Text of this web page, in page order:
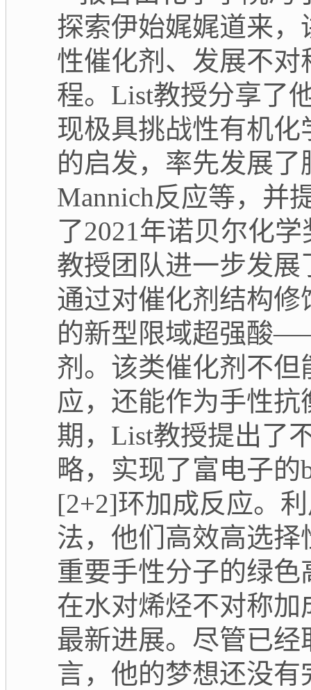
探索伊始娓娓道来，
性催化剂、发展不
程。 List教授分享了
现极具挑战性有机
的启发，率先发展
Mannich反应等，并
了2021年诺贝尔化
教授团队进一步发展
通过对催化剂结构
的新型限域超强酸
剂。该类催化剂不但
应，还能作为手性
期， List教授提出了
略，实现了富电子的
[2+2]环加成反应。
法，他们高效高选
重要手性分子的绿
在水对烯烃不对称
最新进展。尽管已
言，他的梦想还没